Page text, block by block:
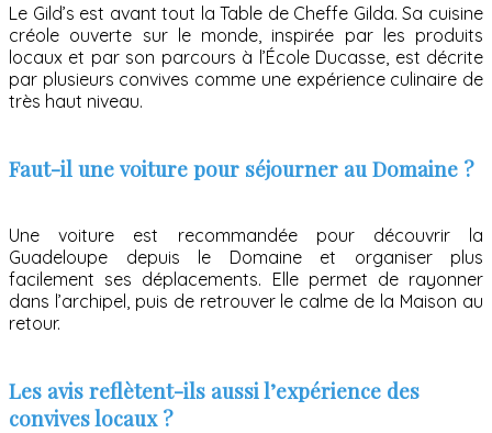
Le Gild’s est avant tout la Table de Cheffe Gilda. Sa cuisine
créole ouverte sur le monde, inspirée par les produits
locaux et par son parcours à l’École Ducasse, est décrite
par plusieurs convives comme une expérience culinaire de
très haut niveau.
Faut-il une voiture pour séjourner au Domaine ?
Une voiture est recommandée pour découvrir la
Guadeloupe depuis le Domaine et organiser plus
facilement ses déplacements. Elle permet de rayonner
dans l’archipel, puis de retrouver le calme de la Maison au
retour.
Les avis reflètent-ils aussi l’expérience des
convives locaux ?